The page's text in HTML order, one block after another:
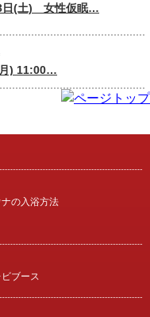
日(土) 女性仮眠…
) 11:00…
の入浴方法
ブース